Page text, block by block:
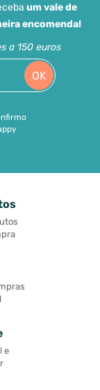
um vale de
encomenda!
a 150 euros
OK
e